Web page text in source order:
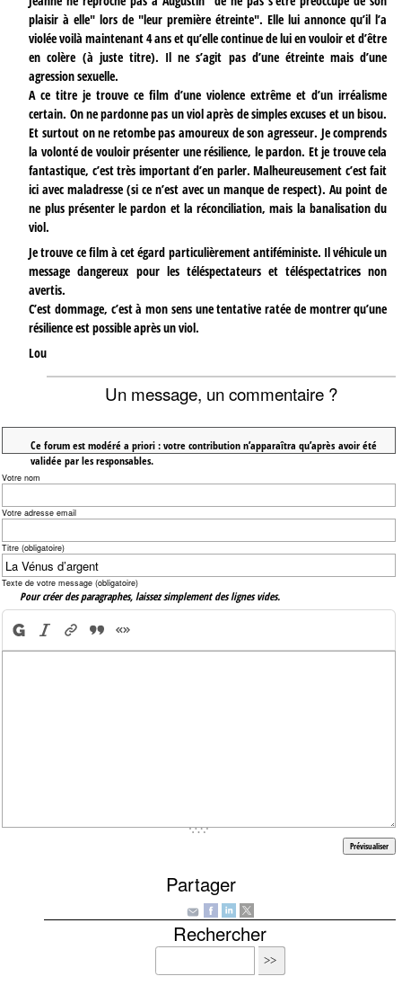
plaisir à elle" lors de "leur première étreinte". Elle lui annonce qu’il l’a
violée voilà maintenant 4 ans et qu’elle continue de lui en vouloir et d’être
en colère (à juste titre). Il ne s’agit pas d’une étreinte mais d’une
agression sexuelle.
A ce titre je trouve ce film d’une violence extrême et d’un irréalisme
certain. On ne pardonne pas un viol après de simples excuses et un bisou.
Et surtout on ne retombe pas amoureux de son agresseur. Je comprends
la volonté de vouloir présenter une résilience, le pardon. Et je trouve cela
fantastique, c’est très important d’en parler. Malheureusement c’est fait
ici avec maladresse (si ce n’est avec un manque de respect). Au point de
ne plus présenter le pardon et la réconciliation, mais la banalisation du
viol.
Je trouve ce film à cet égard particulièrement antiféministe. Il véhicule un
message dangereux pour les téléspectateurs et téléspectatrices non
avertis.
C’est dommage, c’est à mon sens une tentative ratée de montrer qu’une
résilience est possible après un viol.
Lou
Un message, un commentaire ?
Ce forum est modéré a priori : votre contribution n’apparaîtra qu’après avoir été
validée par les responsables.
Votre nom
Votre adresse email
Titre (obligatoire)
Texte de votre message (obligatoire)
Pour créer des paragraphes, laissez simplement des lignes vides.
Partager
Rechercher